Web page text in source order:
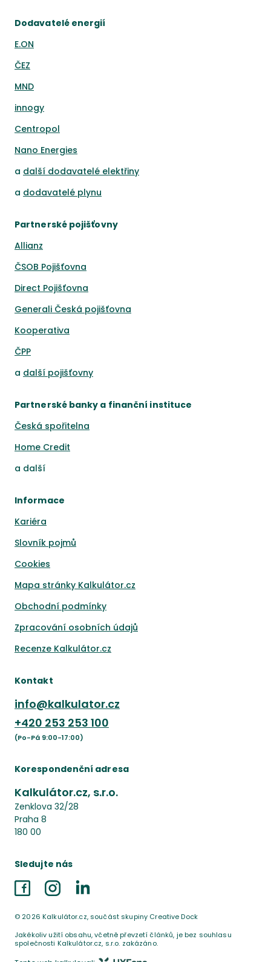
Dodavatelé energií
E.ON
ČEZ
MND
innogy
Centropol
Nano Energies
a další dodavatelé elektřiny
a dodavatelé plynu
Partnerské pojišťovny
Allianz
ČSOB Pojišťovna
Direct Pojišťovna
Generali Česká pojišťovna
Kooperativa
ČPP
a další pojišťovny
Partnerské banky a finanční instituce
Česká spořitelna
Home Credit
a další
Informace
Kariéra
Slovník pojmů
Cookies
Mapa stránky Kalkulátor.cz
Obchodní podmínky
Zpracování osobních údajů
Recenze Kalkulátor.cz
Kontakt
info@kalkulator.cz
+420 253 253 100
(Po-Pá 9:00-17:00)
Korespondenční adresa
Kalkulátor.cz, s.r.o.
Zenklova 32/28
Praha 8
180 00
Sledujte nás
FacebookInstagramLinkedIn
© 2026 Kalkulátor.cz, součást skupiny Creative Dock
Jakékoliv užití obsahu, včetně převzetí článků, je bez souhlasu
společnosti Kalkulátor.cz, s.r.o. zakázáno.